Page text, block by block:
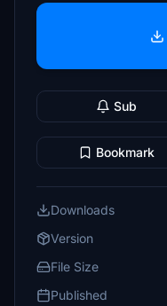
Sub
Bookmark
Downloads
Version
File Size
Published